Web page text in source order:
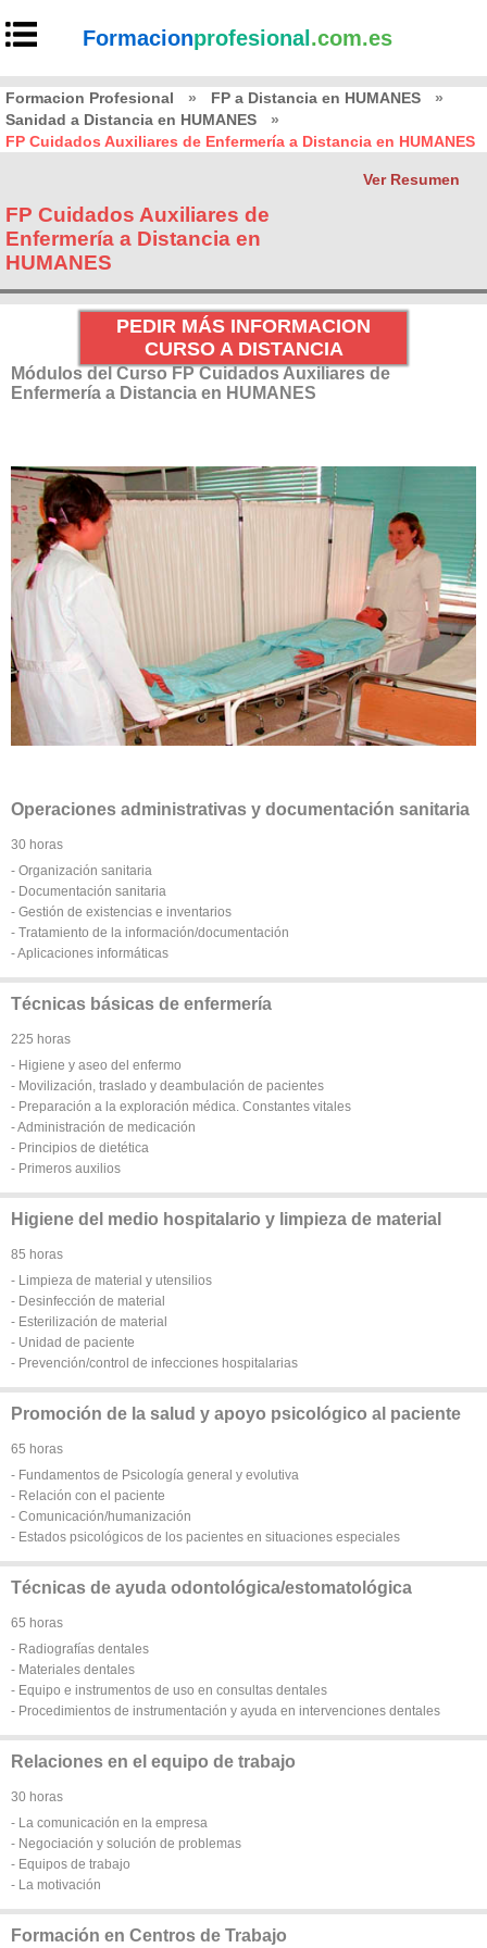
Formacionprofesional .com.es
Formacion Profesional » FP a Distancia en HUMANES
»
Sanidad a Distancia en HUMANES
»
FP Cuidados Auxiliares de Enfermería a Distancia en HUMANES
Ver Resumen
FP Cuidados Auxiliares de
Enfermería a Distancia en
HUMANES
PEDIR MÁS INFORMACION
CURSO A DISTANCIA
Módulos del Curso FP Cuidados Auxiliares de
Enfermería a Distancia en HUMANES
Operaciones administrativas y documentación sanitaria
30 horas
- Organización sanitaria
- Documentación sanitaria
- Gestión de existencias e inventarios
- Tratamiento de la información/documentación
- Aplicaciones informáticas
Técnicas básicas de enfermería
225 horas
- Higiene y aseo del enfermo
- Movilización, traslado y deambulación de pacientes
- Preparación a la exploración médica. Constantes vitales
- Administración de medicación
- Principios de dietética
- Primeros auxilios
Higiene del medio hospitalario y limpieza de material
85 horas
- Limpieza de material y utensilios
- Desinfección de material
- Esterilización de material
- Unidad de paciente
- Prevención/control de infecciones hospitalarias
Promoción de la salud y apoyo psicológico al paciente
65 horas
- Fundamentos de Psicología general y evolutiva
- Relación con el paciente
- Comunicación/humanización
- Estados psicológicos de los pacientes en situaciones especiales
Técnicas de ayuda odontológica/estomatológica
65 horas
- Radiografías dentales
- Materiales dentales
- Equipo e instrumentos de uso en consultas dentales
- Procedimientos de instrumentación y ayuda en intervenciones dentales
Relaciones en el equipo de trabajo
30 horas
- La comunicación en la empresa
- Negociación y solución de problemas
- Equipos de trabajo
- La motivación
Formación en Centros de Trabajo